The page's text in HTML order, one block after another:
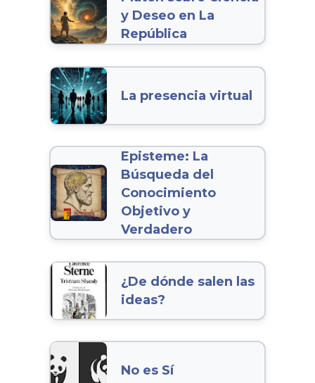
y Deseo en La
República
La presencia virtual
Episteme: La
Búsqueda del
Conocimiento
Objetivo y
Verdadero
¿De dónde salen las
ideas?
No es Sí